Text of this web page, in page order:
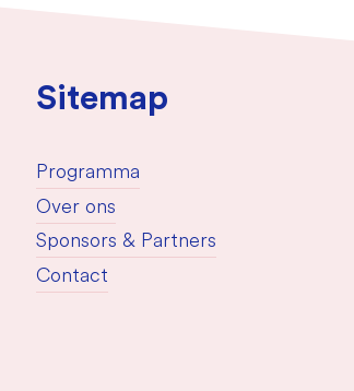
Sitemap
Programma
Over ons
Sponsors & Partners
Contact